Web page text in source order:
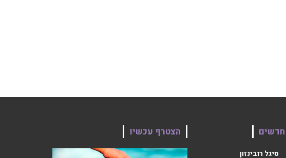
סיגל רובינזון
הצטרף עכשיו